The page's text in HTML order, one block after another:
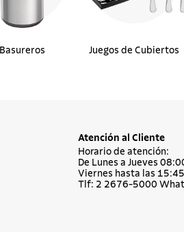
Basureros Juegos de Cubiertos
Atención al Cliente
Horario de atención:
De Lunes a Jueves
Viernes hasta las
Tlf: 2 2676-5000